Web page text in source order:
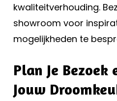
kwaliteitverhouding.
showroom voor
mogelijkheden te
Plan Je Bezoek
Jouw